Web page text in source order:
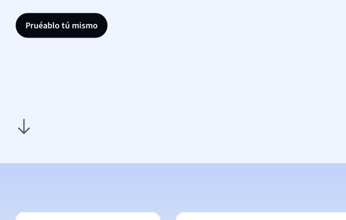
Pruéablo tú mismo